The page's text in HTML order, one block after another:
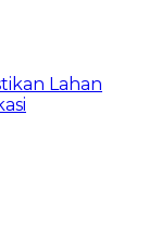
Lahan